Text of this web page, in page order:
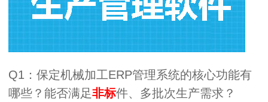
Q1：保定机械加工ERP管理系统的核心功能有
哪些？能否满足非标件、多批次生产需求？